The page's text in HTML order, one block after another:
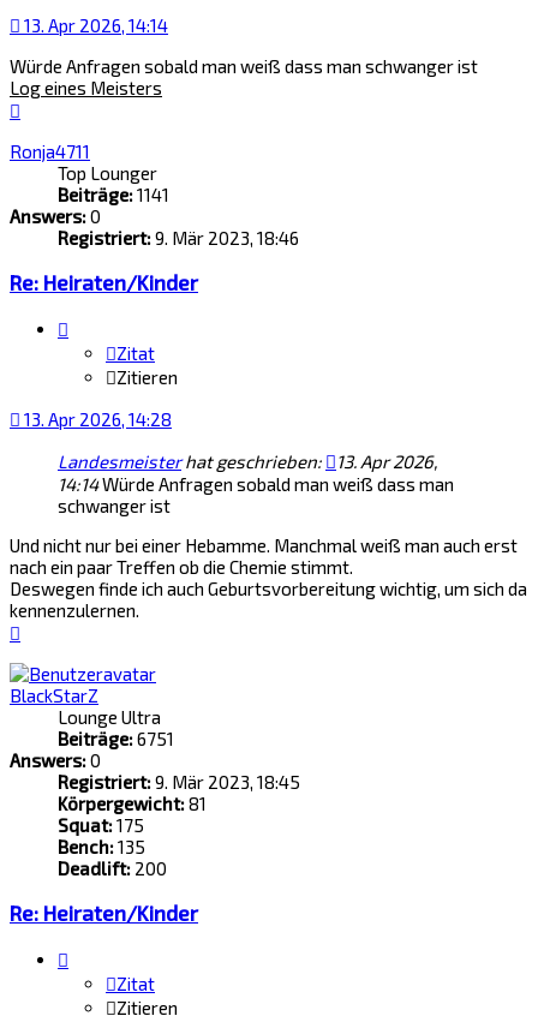
13. Apr 2026, 14:14
Würde Anfragen sobald man weiß dass man schwanger ist
Log eines Meisters
Ronja4711
Top Lounger
Beiträge:1141
Answers:0
Registriert:9. Mär 2023, 18:46
Re: Heiraten/Kinder
Zitat
Zitieren
13. Apr 2026, 14:28
Landesmeisterhat geschrieben:
13. Apr 2026,
14:14Würde Anfragen sobald man weiß dass man
schwanger ist
Und nicht nur bei einer Hebamme. Manchmal weiß man auch erst
nach ein paar Treffen ob die Chemie stimmt.
Deswegen finde ich auch Geburtsvorbereitung wichtig, um sich da
kennenzulernen.
BlackStarZ
Lounge Ultra
Beiträge:6751
Answers:0
Registriert:9. Mär 2023, 18:45
Körpergewicht:81
Squat:175
Bench:135
Deadlift: 200
Re: Heiraten/Kinder
Zitat
Zitieren